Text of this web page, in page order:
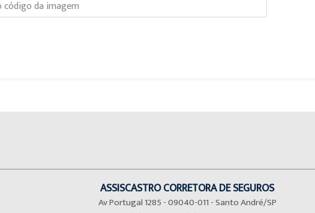
ASSISCASTRO CORRETORA DE SEGUROS
Av Portugal 1285 - 09040-011 - Santo André/SP